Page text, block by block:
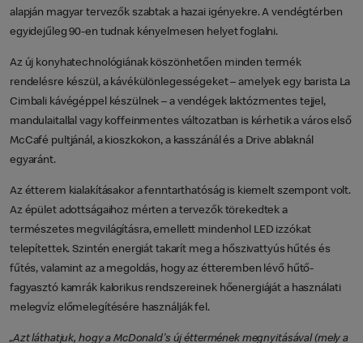
alapján magyar tervezők szabtak a hazai igényekre. A vendégtérben
egyidejűleg 90-en tudnak kényelmesen helyet foglalni.
Az új konyhatechnológiának köszönhetően minden termék
rendelésre készül, a kávékülönlegességeket – amelyek egy barista La
Cimbali kávégéppel készülnek – a vendégek laktózmentes tejjel,
mandulaitallal vagy koffeinmentes változatban is kérhetik a város első
McCafé pultjánál, a kioszkokon, a kasszánál és a Drive ablaknál
egyaránt.
Az étterem kialakításakor a fenntarthatóság is kiemelt szempont volt.
Az épület adottságaihoz mérten a tervezők törekedtek a
természetes megvilágításra, emellett mindenhol LED izzókat
telepítettek. Szintén energiát takarít meg a hőszivattyús hűtés és
fűtés, valamint az a megoldás, hogy az étteremben lévő hűtő-
fagyasztó kamrák kalorikus rendszereinek hőenergiáját a használati
melegvíz előmelegítésére használják fel.
„Azt láthatjuk, hogy a McDonald's új éttermének megnyitásával (mely a